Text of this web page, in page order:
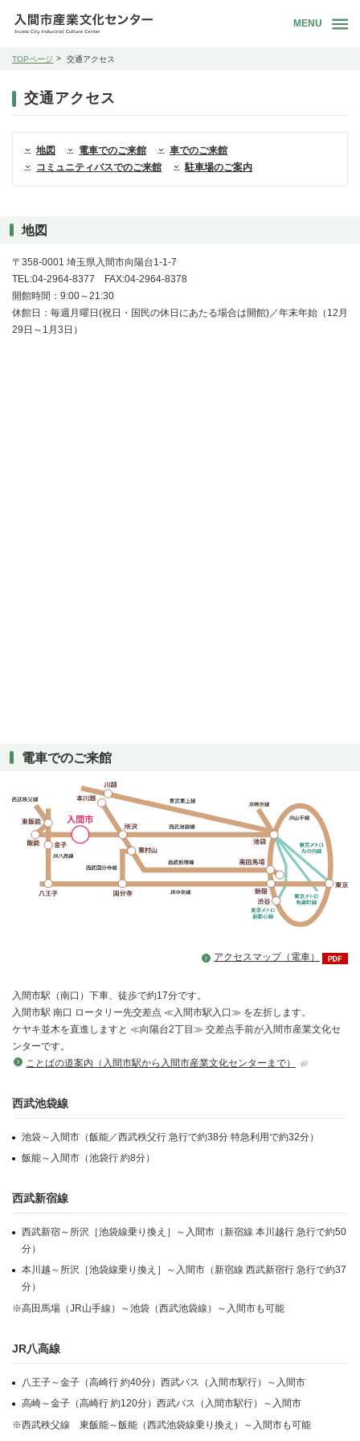
MENU
TOPページ 交通アクセス
交通アクセス
地図 電車でのご来館
車でのご来館
コミュニティバスでのご来館
駐車場のご案内
地図
〒358-0001 埼玉県入間市向陽台1-1-7
TEL:04-2964-8377 FAX:04-2964-8378
開館時間：9:00～21:30
休館日：毎週月曜日(祝日・国民の休日にあたる場合は開館)／年末年始（12月
29日～1月3日）
電車でのご来館
アクセスマップ（電車）
入間市駅（南口）下車、徒歩で約17分です。
入間市駅 南口 ロータリー先交差点 ≪入間市駅入口≫ を左折します。
ケヤキ並木を直進しますと ≪向陽台2丁目≫ 交差点手前が入間市産業文化セ
ンターです。
ことばの道案内（入間市駅から入間市産業文化センターまで）
西武池袋線
池袋～入間市（飯能／西武秩父行 急行で約38分 特急利用で約32分）
飯能～入間市（池袋行 約8分）
西武新宿線
西武新宿～所沢［池袋線乗り換え］～入間市（新宿線 本川越行 急行で約50
分）
本川越～所沢［池袋線乗り換え］～入間市（新宿線 西武新宿行 急行で約37
分）
※高田馬場（JR山手線）～池袋（西武池袋線）～入間市も可能
JR八高線
八王子～金子（高崎行 約40分）西武バス（入間市駅行）～入間市
高崎～金子（高崎行 約120分）西武バス（入間市駅行）～入間市
※西武秩父線 東飯能～飯能（西武池袋線乗り換え）～入間市も可能